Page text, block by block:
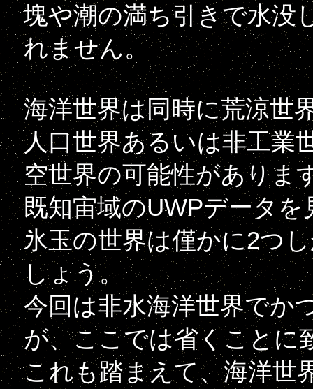
塊や潮の満ち引きで水没
れません。
海洋世界は同時に荒涼世
人口世界あるいは非工業
空世界の可能性がありま
既知宙域のUWPデータ
氷玉の世界は僅かに2つ
しょう。
今回は非水海洋世界でか
が、ここでは省くことに
これも踏まえて、海洋世